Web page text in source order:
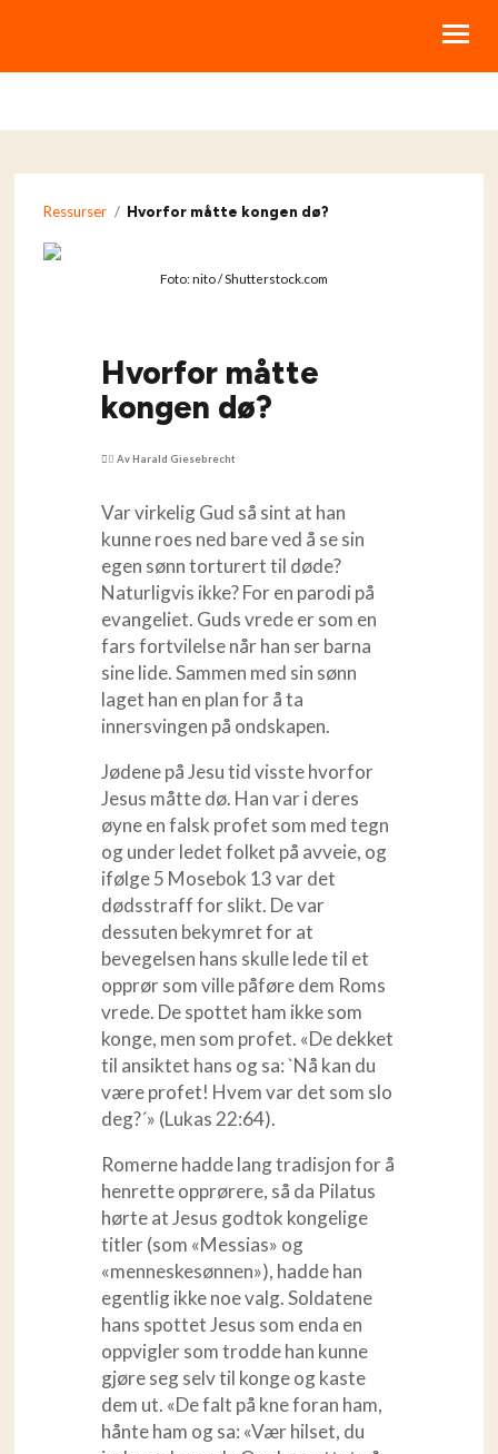
LIVSSTILSKURS
RESSURSER
HJELP
MINE KURS
Ressurser / Hvorfor måtte kongen dø?
Foto: nito / Shutterstock.com
Hvorfor måtte
kongen dø?
Av Harald Giesebrecht
Var virkelig Gud så sint at han
kunne roes ned bare ved å se sin
egen sønn torturert til døde?
Naturligvis ikke? For en parodi på
evangeliet. Guds vrede er som en
fars fortvilelse når han ser barna
sine lide. Sammen med sin sønn
laget han en plan for å ta
innersvingen på ondskapen.
Jødene på Jesu tid visste hvorfor
Jesus måtte dø. Han var i deres
øyne en falsk profet som med tegn
og under ledet folket på avveie, og
ifølge 5 Mosebok 13 var det
dødsstraff for slikt. De var
dessuten bekymret for at
bevegelsen hans skulle lede til et
opprør som ville påføre dem Roms
vrede. De spottet ham ikke som
konge, men som profet. «De dekket
til ansiktet hans og sa: `Nå kan du
være profet! Hvem var det som slo
deg?´» (Lukas 22:64).
Romerne hadde lang tradisjon for å
henrette opprørere, så da Pilatus
hørte at Jesus godtok kongelige
titler (som «Messias» og
«menneskesønnen»), hadde han
egentlig ikke noe valg. Soldatene
hans spottet Jesus som enda en
oppvigler som trodde han kunne
gjøre seg selv til konge og kaste
dem ut. «De falt på kne foran ham,
hånte ham og sa: «Vær hilset, du